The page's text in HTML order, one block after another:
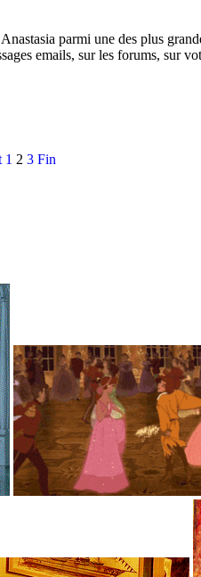
parmi une des plus
emails, sur les forums, sur
1 2 3 Fin